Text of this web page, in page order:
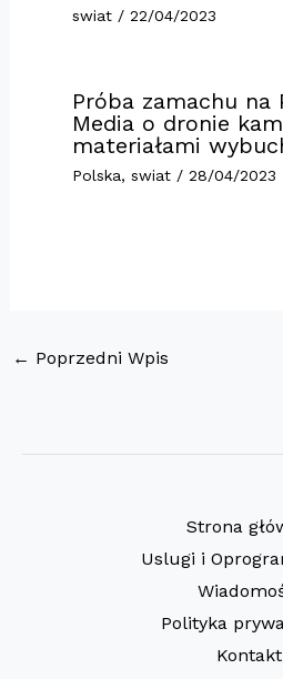
swiat/ 22/04/2023
Próba zamachu na
Media o dronie
materiałami
Polska, swiat/ 28/04/2023
← Poprzedni Wpis
Strona
Uslugi i
Polityka
Kontakt